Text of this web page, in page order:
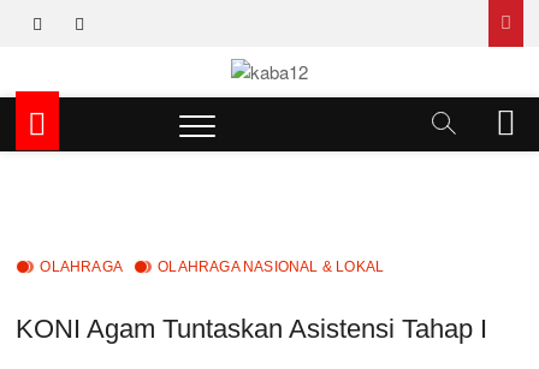
facebookinstagram
kaba12
MEDIA INSPIRASI MASA KINI
M
e
OLAHRAGA OLAHRAGA NASIONAL & LOKAL
KONI Agam Tuntaskan Asistensi Tahap I